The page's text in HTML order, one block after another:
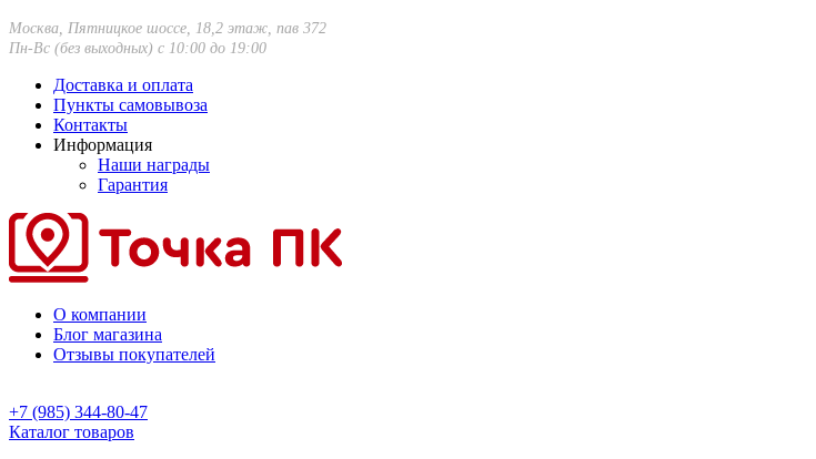
Москва, Пятницкое шоссе, 18,2 этаж, пав 372
Пн-Вс (без выходных) с 10:00 до 19:00
Доставка и оплата
Пункты самовывоза
Контакты
Информация
Наши награды
Гарантия
О компании
Блог магазина
Отзывы покупателей
+7 (985) 344-80-47
Каталог товаров